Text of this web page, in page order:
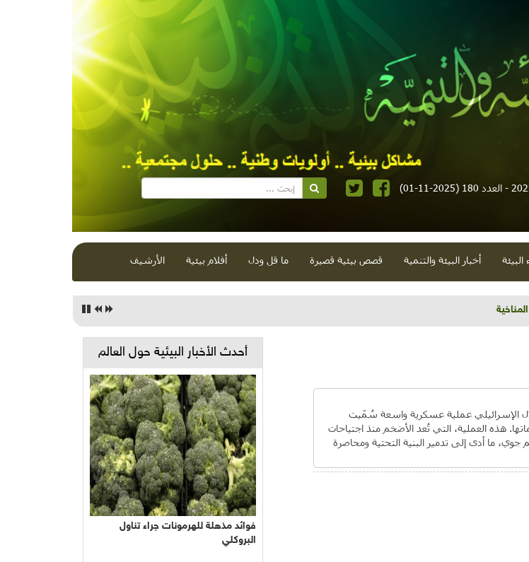
البيئة أخبار البيئة والتنمية قصص بيئية قصيرة ما قل ودل أفلام بيئية الأرشيف
وزيتون و"سيباط"
28 آب/أغسطس 2024، شنّ الاحتلال الإسرائيلي عملية عسكرية واسعة سُمّيت
هذه العملية، التي تُعد الأضخم منذ اجتياحات
جوي، ما أدى إلى تدمير البنية التحتية ومحاصرة
أحدث الأخبار البيئية حول العالم
فوائد مذهلة للهرمونات جراء تناول
البروكلي